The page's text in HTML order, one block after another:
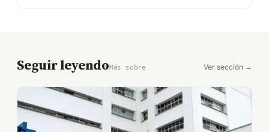
Seguir leyendoMás sobre Ver sección →